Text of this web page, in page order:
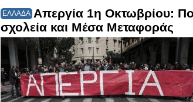
ΕΛΛΑΔΑ Απεργία 1η Οκτωβρίου:
σχολεία και Μέσα Μεταφοράς